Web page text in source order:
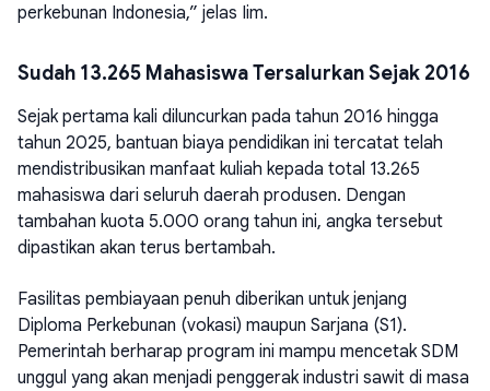
perkebunan Indonesia,” jelas Iim.
Sudah 13.265 Mahasiswa Tersalurkan Sejak 2016
Sejak pertama kali diluncurkan pada tahun 2016 hingga
tahun 2025, bantuan biaya pendidikan ini tercatat telah
mendistribusikan manfaat kuliah kepada total 13.265
mahasiswa dari seluruh daerah produsen. Dengan
tambahan kuota 5.000 orang tahun ini, angka tersebut
dipastikan akan terus bertambah.
Fasilitas pembiayaan penuh diberikan untuk jenjang
Diploma Perkebunan (vokasi) maupun Sarjana (S1).
Pemerintah berharap program ini mampu mencetak SDM
unggul yang akan menjadi penggerak industri sawit di masa